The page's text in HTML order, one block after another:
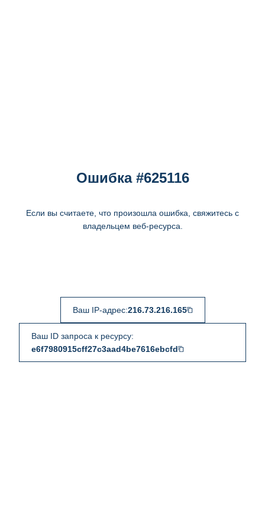
Ошибка #625116
Если вы считаете, что произошла ошибка, свяжитесь с
владельцем веб-ресурса.
Ваш IP-адрес:216.73.216.165
Ваш ID запроса к ресурсу:
e6f7980915cff27c3aad4be7616ebcfd